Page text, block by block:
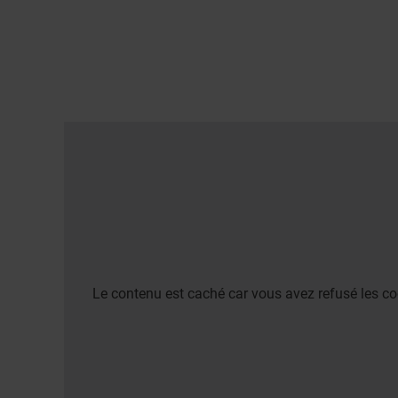
Le contenu est caché car vous avez refusé les